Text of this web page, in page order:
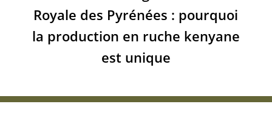
Royale des Pyrénées : pourquoi
la production en ruche kenyane
est unique